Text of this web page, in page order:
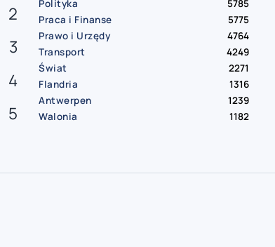
Polityka
5785
Praca i Finanse
5775
Prawo i Urzędy
4764
Transport
4249
Świat
2271
Flandria
1316
Antwerpen
1239
Walonia
1182